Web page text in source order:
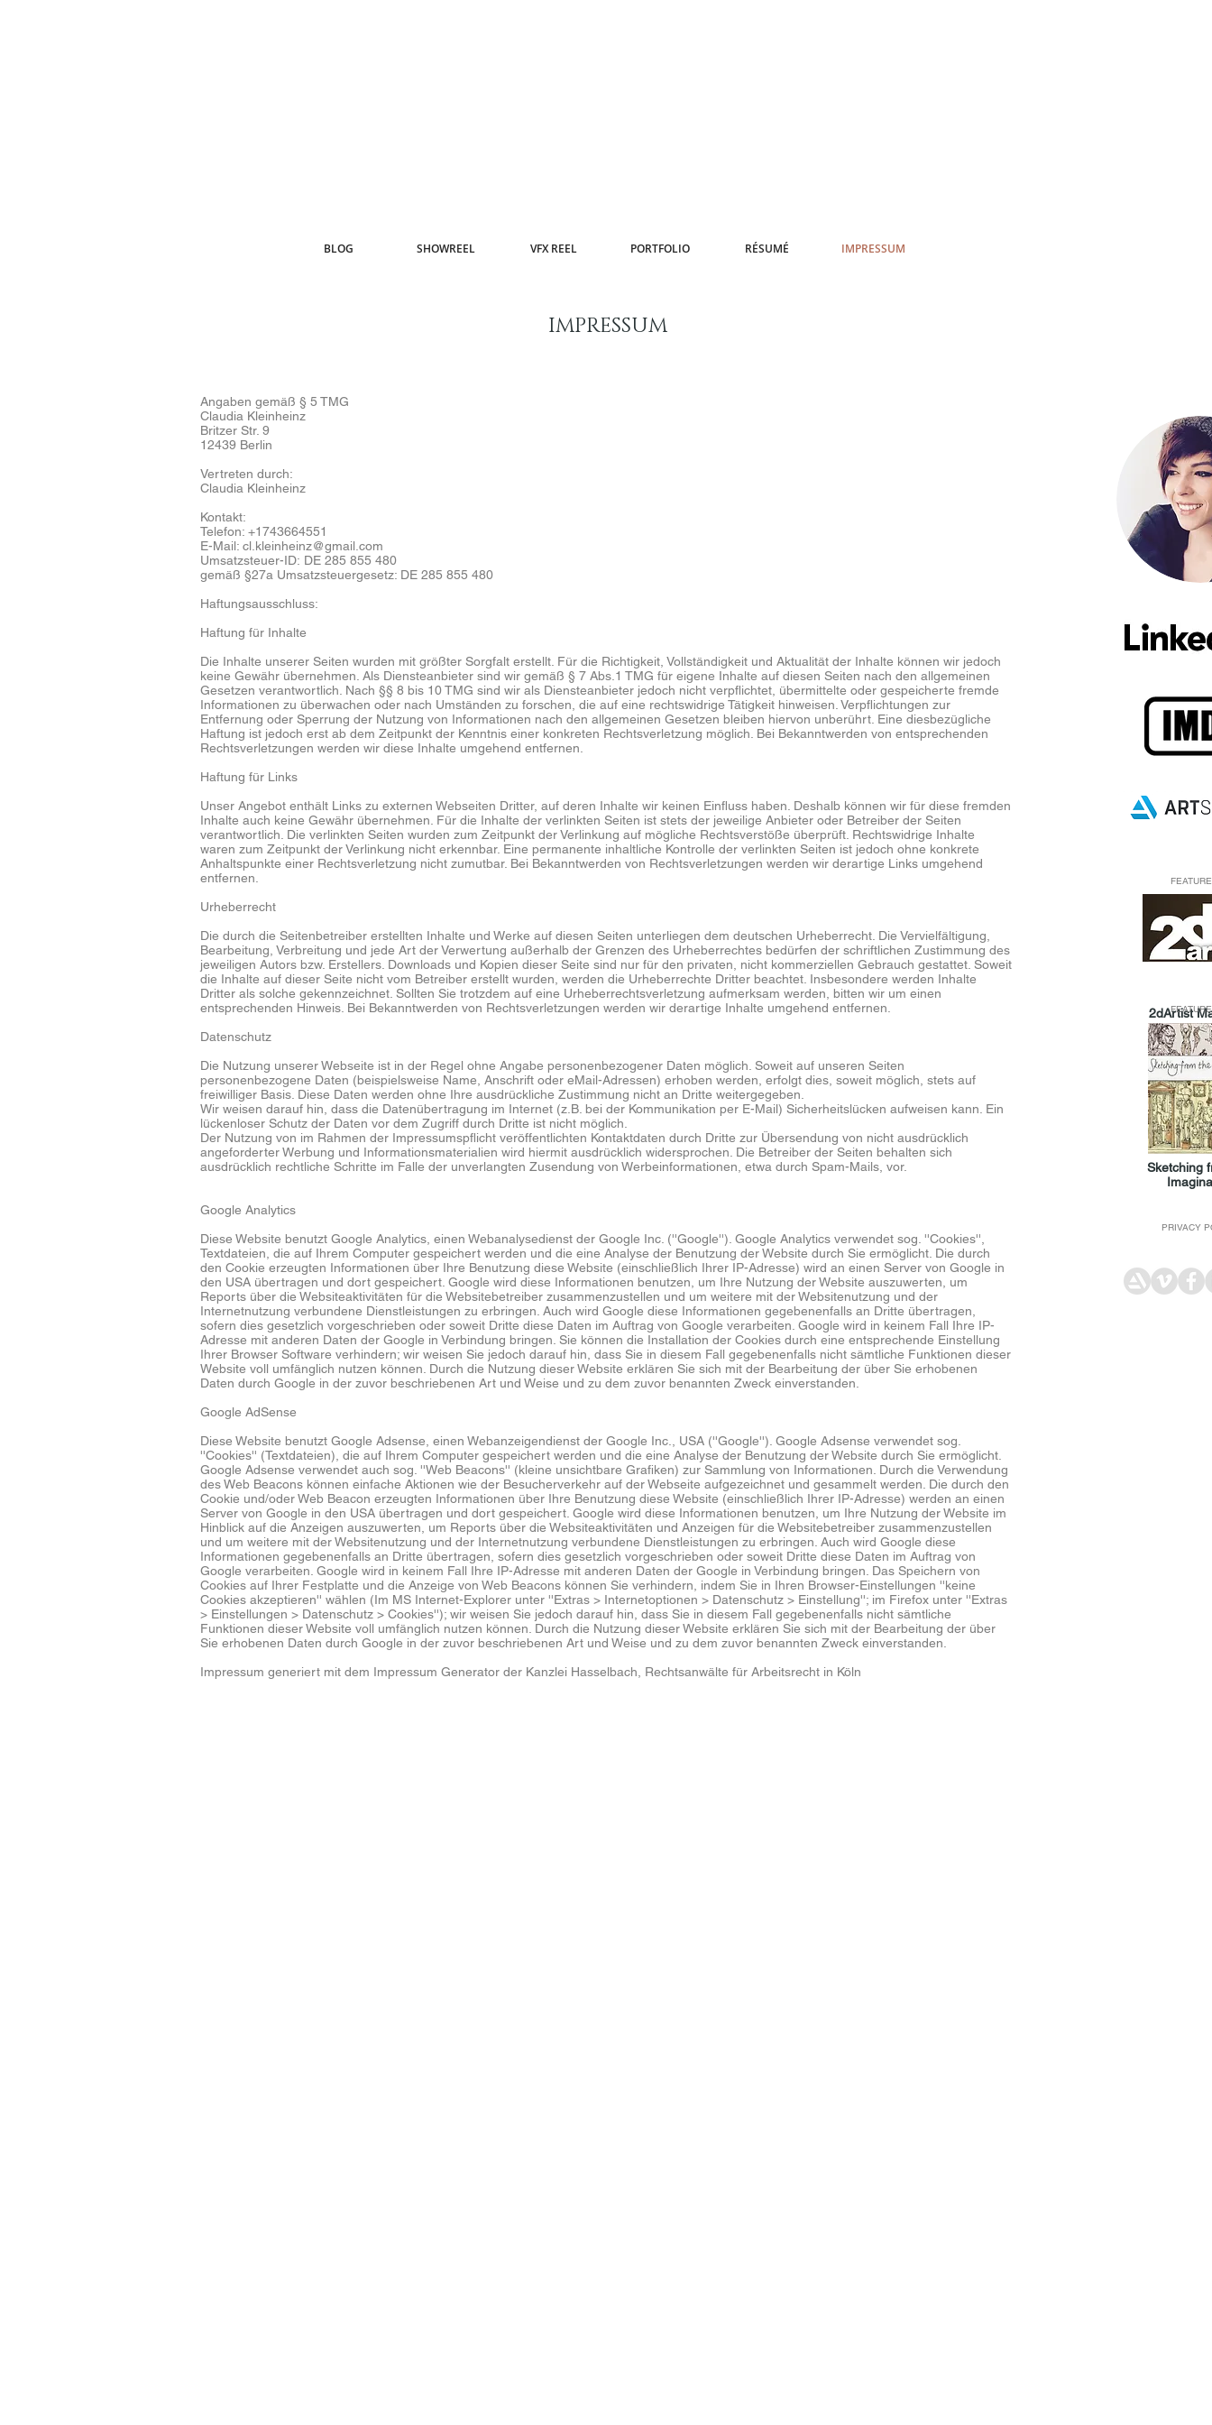
IMPRESSUM
Angaben gemäß § 5 TMG
Claudia Kleinheinz
Britzer Str. 9
12439 Berlin
Vertreten durch:
Claudia Kleinheinz
Kontakt:
Telefon: +1743664551
E-Mail: cl.kleinheinz@gmail.com
Umsatzsteuer-ID: DE 285 855 480
gemäß §27a Umsatzsteuergesetz: DE 285 855 480
Haftungsausschluss:
Haftung für Inhalte
Die Inhalte unserer Seiten wurden mit größter Sorgfalt erstellt. Für die Richtigkeit, Vollständigkeit und Aktualität der Inhalte können wir jedoch
keine Gewähr übernehmen. Als Diensteanbieter sind wir gemäß § 7 Abs.1 TMG für eigene Inhalte auf diesen Seiten nach den allgemeinen
Gesetzen verantwortlich. Nach §§ 8 bis 10 TMG sind wir als Diensteanbieter jedoch nicht verpflichtet, übermittelte oder gespeicherte fremde
Informationen zu überwachen oder nach Umständen zu forschen, die auf eine rechtswidrige Tätigkeit hinweisen. Verpflichtungen zur
Entfernung oder Sperrung der Nutzung von Informationen nach den allgemeinen Gesetzen bleiben hiervon unberührt. Eine diesbezügliche
Haftung ist jedoch erst ab dem Zeitpunkt der Kenntnis einer konkreten Rechtsverletzung möglich. Bei Bekanntwerden von entsprechenden
Rechtsverletzungen werden wir diese Inhalte umgehend entfernen.
Haftung für Links
Unser Angebot enthält Links zu externen Webseiten Dritter, auf deren Inhalte wir keinen Einfluss haben. Deshalb können wir für diese fremden
Inhalte auch keine Gewähr übernehmen. Für die Inhalte der verlinkten Seiten ist stets der jeweilige Anbieter oder Betreiber der Seiten
verantwortlich. Die verlinkten Seiten wurden zum Zeitpunkt der Verlinkung auf mögliche Rechtsverstöße überprüft. Rechtswidrige Inhalte
waren zum Zeitpunkt der Verlinkung nicht erkennbar. Eine permanente inhaltliche Kontrolle der verlinkten Seiten ist jedoch ohne konkrete
Anhaltspunkte einer Rechtsverletzung nicht zumutbar. Bei Bekanntwerden von Rechtsverletzungen werden wir derartige Links umgehend
entfernen.
Urheberrecht
Die durch die Seitenbetreiber erstellten Inhalte und Werke auf diesen Seiten unterliegen dem deutschen Urheberrecht. Die Vervielfältigung,
Bearbeitung, Verbreitung und jede Art der Verwertung außerhalb der Grenzen des Urheberrechtes bedürfen der schriftlichen Zustimmung des
jeweiligen Autors bzw. Erstellers. Downloads und Kopien dieser Seite sind nur für den privaten, nicht kommerziellen Gebrauch gestattet. Soweit
die Inhalte auf dieser Seite nicht vom Betreiber erstellt wurden, werden die Urheberrechte Dritter beachtet. Insbesondere werden Inhalte
Dritter als solche gekennzeichnet. Sollten Sie trotzdem auf eine Urheberrechtsverletzung aufmerksam werden, bitten wir um einen
entsprechenden Hinweis. Bei Bekanntwerden von Rechtsverletzungen werden wir derartige Inhalte umgehend entfernen.
Datenschutz
Die Nutzung unserer Webseite ist in der Regel ohne Angabe personenbezogener Daten möglich. Soweit auf unseren Seiten
personenbezogene Daten (beispielsweise Name, Anschrift oder eMail-Adressen) erhoben werden, erfolgt dies, soweit möglich, stets auf
freiwilliger Basis. Diese Daten werden ohne Ihre ausdrückliche Zustimmung nicht an Dritte weitergegeben.
Wir weisen darauf hin, dass die Datenübertragung im Internet (z.B. bei der Kommunikation per E-Mail) Sicherheitslücken aufweisen kann. Ein
lückenloser Schutz der Daten vor dem Zugriff durch Dritte ist nicht möglich.
Der Nutzung von im Rahmen der Impressumspflicht veröffentlichten Kontaktdaten durch Dritte zur Übersendung von nicht ausdrücklich
angeforderter Werbung und Informationsmaterialien wird hiermit ausdrücklich widersprochen. Die Betreiber der Seiten behalten sich
ausdrücklich rechtliche Schritte im Falle der unverlangten Zusendung von Werbeinformationen, etwa durch Spam-Mails, vor.
Google Analytics
Diese Website benutzt Google Analytics, einen Webanalysedienst der Google Inc. (''Google''). Google Analytics verwendet sog. ''Cookies'',
Textdateien, die auf Ihrem Computer gespeichert werden und die eine Analyse der Benutzung der Website durch Sie ermöglicht. Die durch
den Cookie erzeugten Informationen über Ihre Benutzung diese Website (einschließlich Ihrer IP-Adresse) wird an einen Server von Google in
den USA übertragen und dort gespeichert. Google wird diese Informationen benutzen, um Ihre Nutzung der Website auszuwerten, um
Reports über die Websiteaktivitäten für die Websitebetreiber zusammenzustellen und um weitere mit der Websitenutzung und der
Internetnutzung verbundene Dienstleistungen zu erbringen. Auch wird Google diese Informationen gegebenenfalls an Dritte übertragen,
sofern dies gesetzlich vorgeschrieben oder soweit Dritte diese Daten im Auftrag von Google verarbeiten. Google wird in keinem Fall Ihre IP-
Adresse mit anderen Daten der Google in Verbindung bringen. Sie können die Installation der Cookies durch eine entsprechende Einstellung
Ihrer Browser Software verhindern; wir weisen Sie jedoch darauf hin, dass Sie in diesem Fall gegebenenfalls nicht sämtliche Funktionen dieser
Website voll umfänglich nutzen können. Durch die Nutzung dieser Website erklären Sie sich mit der Bearbeitung der über Sie erhobenen
Daten durch Google in der zuvor beschriebenen Art und Weise und zu dem zuvor benannten Zweck einverstanden.
Google AdSense
Diese Website benutzt Google Adsense, einen Webanzeigendienst der Google Inc., USA (''Google''). Google Adsense verwendet sog.
''Cookies'' (Textdateien), die auf Ihrem Computer gespeichert werden und die eine Analyse der Benutzung der Website durch Sie ermöglicht.
Google Adsense verwendet auch sog. ''Web Beacons'' (kleine unsichtbare Grafiken) zur Sammlung von Informationen. Durch die Verwendung
des Web Beacons können einfache Aktionen wie der Besucherverkehr auf der Webseite aufgezeichnet und gesammelt werden. Die durch den
Cookie und/oder Web Beacon erzeugten Informationen über Ihre Benutzung diese Website (einschließlich Ihrer IP-Adresse) werden an einen
Server von Google in den USA übertragen und dort gespeichert. Google wird diese Informationen benutzen, um Ihre Nutzung der Website im
Hinblick auf die Anzeigen auszuwerten, um Reports über die Websiteaktivitäten und Anzeigen für die Websitebetreiber zusammenzustellen
und um weitere mit der Websitenutzung und der Internetnutzung verbundene Dienstleistungen zu erbringen. Auch wird Google diese
Informationen gegebenenfalls an Dritte übertragen, sofern dies gesetzlich vorgeschrieben oder soweit Dritte diese Daten im Auftrag von
Google verarbeiten. Google wird in keinem Fall Ihre IP-Adresse mit anderen Daten der Google in Verbindung bringen. Das Speichern von
Cookies auf Ihrer Festplatte und die Anzeige von Web Beacons können Sie verhindern, indem Sie in Ihren Browser-Einstellungen ''keine
Cookies akzeptieren'' wählen (Im MS Internet-Explorer unter ''Extras > Internetoptionen > Datenschutz > Einstellung''; im Firefox unter ''Extras
> Einstellungen > Datenschutz > Cookies''); wir weisen Sie jedoch darauf hin, dass Sie in diesem Fall gegebenenfalls nicht sämtliche
Funktionen dieser Website voll umfänglich nutzen können. Durch die Nutzung dieser Website erklären Sie sich mit der Bearbeitung der über
Sie erhobenen Daten durch Google in der zuvor beschriebenen Art und Weise und zu dem zuvor benannten Zweck einverstanden.
Impressum generiert mit dem Impressum Generator der Kanzlei Hasselbach, Rechtsanwälte für Arbeitsrecht in Köln
BLOG SHOWREEL VFX REEL PORTFOLIO RÉSUMÉ IMPRESSUM
2dArtist
Sketching
PRIVACY